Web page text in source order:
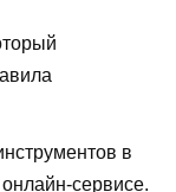
в
сервисе.